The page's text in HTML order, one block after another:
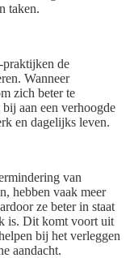
taken.
praktijken de
Wanneer
zich beter te
aan een verhoogde
en dagelijks leven.
van
hebben vaak meer
ze beter in staat
is. Dit komt voort uit
bij het verleggen
aandacht.